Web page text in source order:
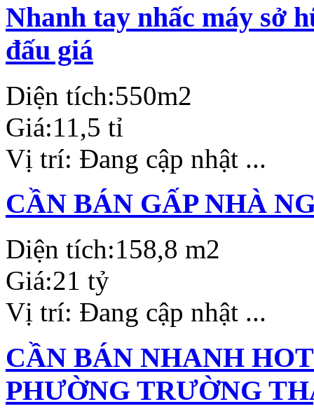
Nhanh tay nhấc máy sở
đấu giá
Diện tích:550m2
Giá:11,5 tỉ
Vị trí: Đang cập nhật ...
CẦN BÁN GẤP NHÀ
Diện tích:158,8 m2
Giá:21 tỷ
Vị trí: Đang cập nhật ...
CẦN BÁN NHANH
PHƯỜNG TRƯỜNG